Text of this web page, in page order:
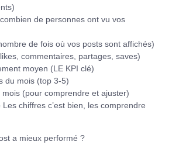
de personnes ont vu vos
de fois où vos posts sont affichés)
commentaires, partages, saves)
moyen (LE KPI clé)
du mois (top 3-5)
mois (pour comprendre et ajuster)
Les chiffres c’est bien, les comprendre
a mieux performé ?